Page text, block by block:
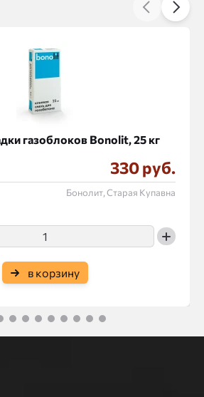
газоблоков Bonolit, 25 кг
330 руб.
Бонолит, Старая Купавна
в корзину
2 3 4 5 6 7 8 9 10